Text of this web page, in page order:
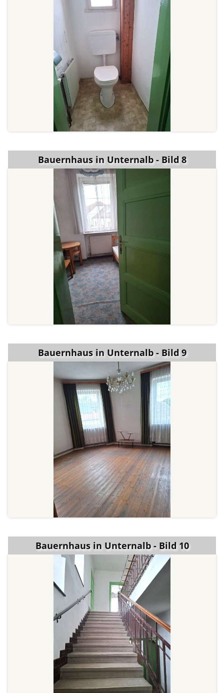
Bauernhaus in Unternalb - Bild 8
Bauernhaus in Unternalb - Bild 9
Bauernhaus in Unternalb - Bild 10